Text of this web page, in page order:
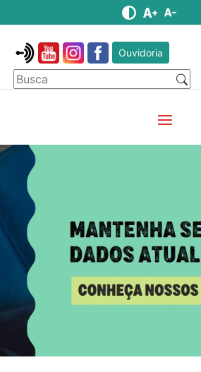
Ouvidoria